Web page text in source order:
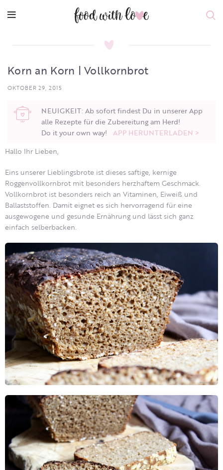
Korn an Korn | Vollkornbrot
OKTOBER 29, 2015
NEUIGKEIT: Ab sofort findest Du in unserer App
alle Rezepte für die Zubereitung am Herd!
Do it your own way! APP HERUNTERLADEN >
Hallo Ihr Lieben,
Eins unserer Lieblingsbrote ist dieses saftige, kernige
Roggenvollkornbrot mit besonders herzhaftem Geschmack.
Vollkornbrot ist besonders reich an Vitaminen, Eiweiß und
Ballaststoffen. Damit eignet es sich hervorragend für eine
ausgewogene und gesunde Ernährung und lässt sich ganz
einfach selberbacken.